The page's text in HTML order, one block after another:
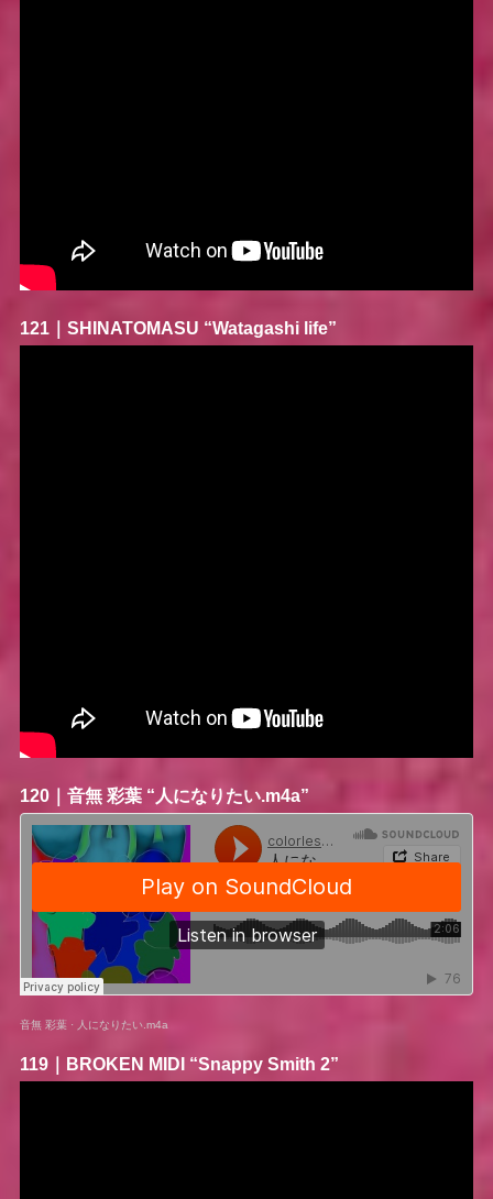
121｜ SHINATOMASU “Watagashi life”
120｜ 音無 彩葉“人になりたい.m4a”
音無 彩葉· 人になりたい.m4a
119｜ BROKEN MIDI“Snappy Smith 2”